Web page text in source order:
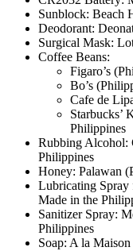
Sunblock: Beach
Deodorant:
Surgical Mask:
Coffee Beans:
Figaro’s
Bo’s
Cafe de
Starbucks’
Philippines
Rubbing Alcohol:
Philippines
Honey: Palawan
Lubricating Spray
Made in the
Sanitizer Spray:
Philippines
Soap: A la